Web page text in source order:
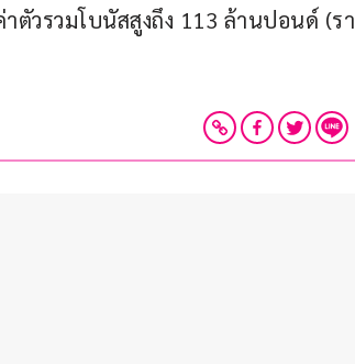
ตัวรวมโบนัสสูงถึง 113 ล้านปอนด์ (ร